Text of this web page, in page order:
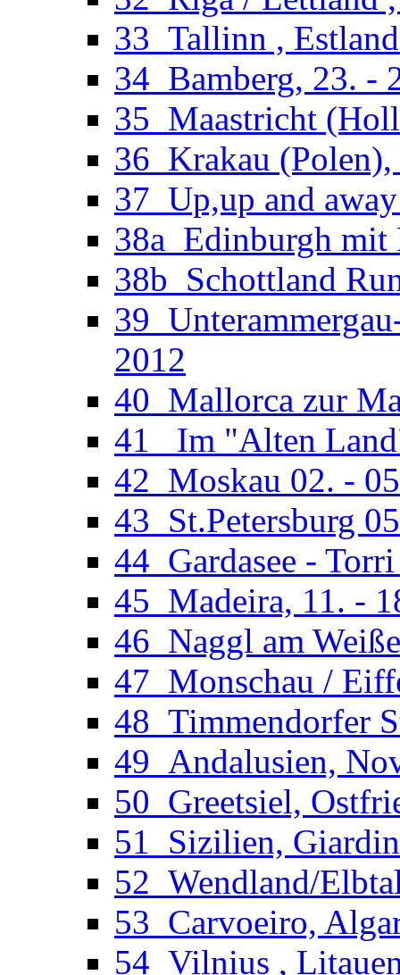
33_Tallinn ,
34_Bamberg, 23. -
35_Maastricht
36_Krakau
37_Up,up and
38a_Edinburgh
38b_Schottland
2012
40_Mallorca zur
41_ Im "Alten
42_Moskau 02. -
43_St.Petersburg
44_Gardasee -
45_Madeira, 11. -
46_Naggl am
47_Monschau /
48_Timmendorfer
49_Andalusien,
50_Greetsiel,
51_Sizilien,
52_Wendland/
53_Carvoeiro,
54_Vilnius ,